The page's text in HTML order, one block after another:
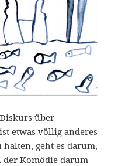
über
etwas völlig anderes
geht es darum,
der Komödie darum